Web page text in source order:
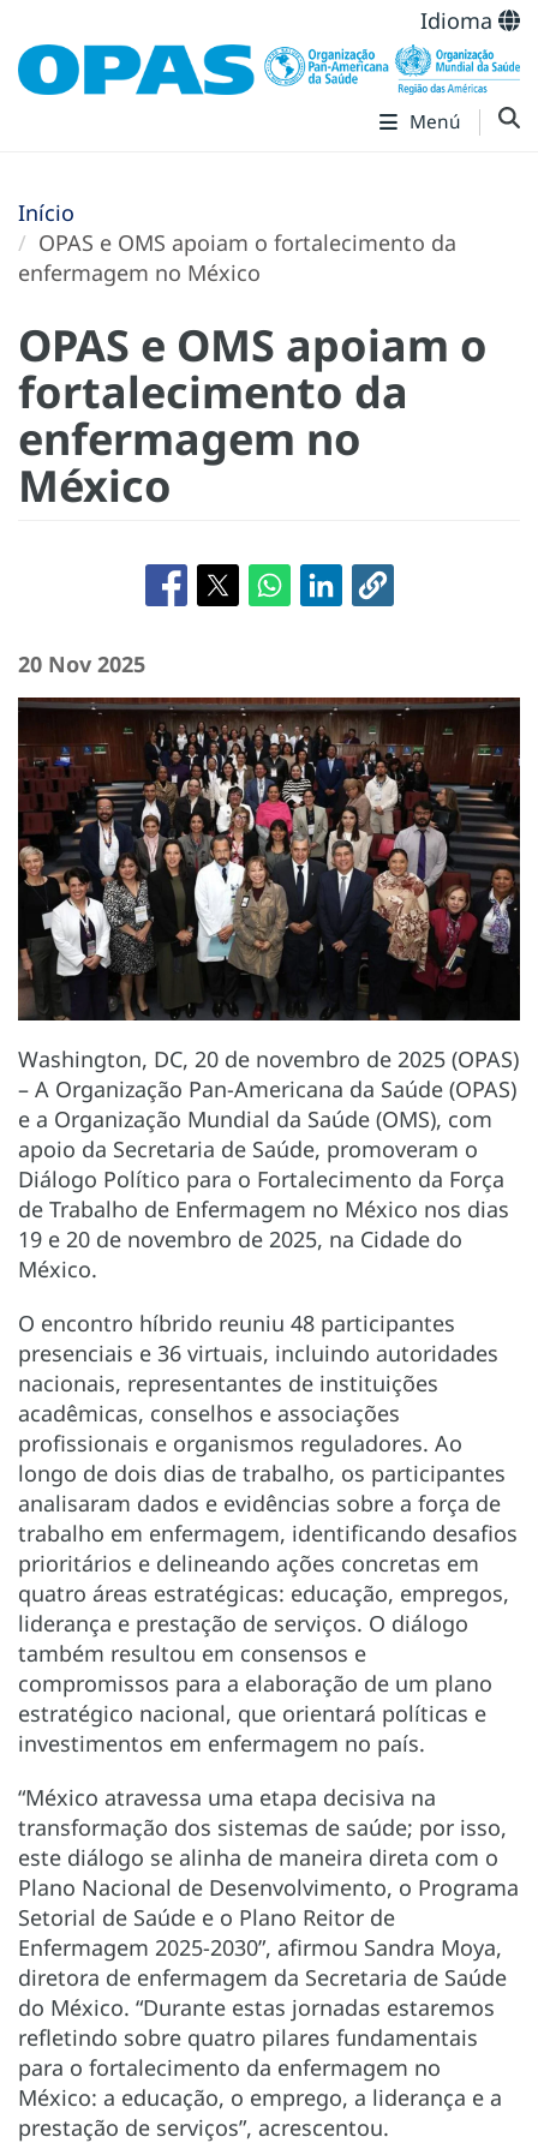
Idioma
Menú
Início
OPAS e OMS apoiam o fortalecimento da
enfermagem no México
OPAS e OMS apoiam o
fortalecimento da
enfermagem no
México
20 Nov 2025
Washington, DC, 20 de novembro de 2025 (OPAS)
– A Organização Pan-Americana da Saúde (OPAS)
e a Organização Mundial da Saúde (OMS), com
apoio da Secretaria de Saúde, promoveram o
Diálogo Político para o Fortalecimento da Força
de Trabalho de Enfermagem no México nos dias
19 e 20 de novembro de 2025, na Cidade do
México.
O encontro híbrido reuniu 48 participantes
presenciais e 36 virtuais, incluindo autoridades
nacionais, representantes de instituições
acadêmicas, conselhos e associações
profissionais e organismos reguladores. Ao
longo de dois dias de trabalho, os participantes
analisaram dados e evidências sobre a força de
trabalho em enfermagem, identificando desafios
prioritários e delineando ações concretas em
quatro áreas estratégicas: educação, empregos,
liderança e prestação de serviços. O diálogo
também resultou em consensos e
compromissos para a elaboração de um plano
estratégico nacional, que orientará políticas e
investimentos em enfermagem no país.
“México atravessa uma etapa decisiva na
transformação dos sistemas de saúde; por isso,
este diálogo se alinha de maneira direta com o
Plano Nacional de Desenvolvimento, o Programa
Setorial de Saúde e o Plano Reitor de
Enfermagem 2025-2030”, afirmou Sandra Moya,
diretora de enfermagem da Secretaria de Saúde
do México. “Durante estas jornadas estaremos
refletindo sobre quatro pilares fundamentais
para o fortalecimento da enfermagem no
México: a educação, o emprego, a liderança e a
prestação de serviços”, acrescentou.